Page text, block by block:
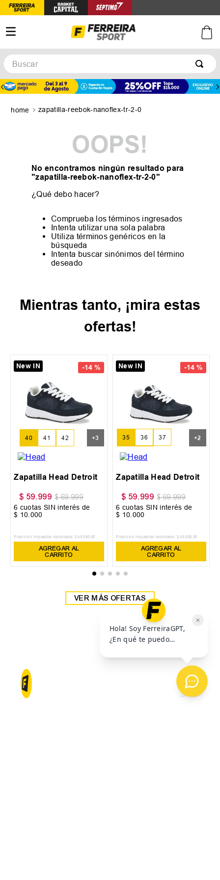
Buscar
zapatilla-reebok-nanoflex-tr-2-0
OOPS!
No encontramos ningún resultado para
"zapatilla-reebok-nanoflex-tr-2-0"
¿Qué debo hacer?
Comprueba los términos ingresados
Intenta utilizar una sola palabra
Utiliza términos genéricos en la
búsqueda
Intenta buscar sinónimos del término
deseado
Mientras tanto, ¡mira estas
ofertas!
-14 %
New IN
40 41 42 +3
Zapatilla Head Detroit
$ 59.999 $ 69.999
6 cuotas SIN interés de
$ 10 000
Precio sin impuestos nacionales: $ 49.585,95
AGREGAR AL
CARRITO
-14 %
New IN
35 36 37
38 39
+2
Zapatilla Head Detroit
$ 59.999 $ 69.999
6 cuotas SIN interés de
$ 10 000
Precio sin impuestos nacionales: $ 49.585,95
AGREGAR AL
CARRITO
VER MÁS OFERTAS
TÉRMINOS MÁS BUSCADOS
basquet
zapatillas adidas
medias